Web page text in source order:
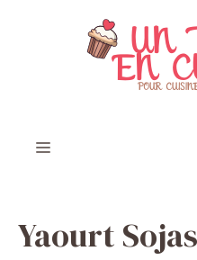
Menu
Yaourt